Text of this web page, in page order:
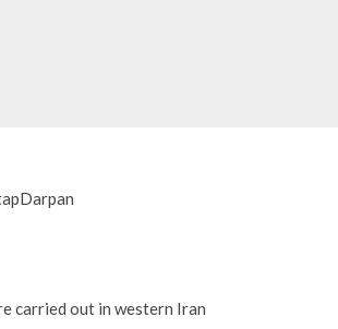
carried out in western Iran